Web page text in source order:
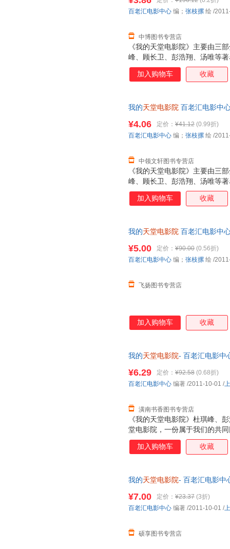
何讲述那些不能说的故事？……
考，它所表达的或许正是你所
《我的天堂电影院》主要由三
峰、顾长卫、彭浩翔、汤唯等
观影故事：从露天影院时代到
络时代……这些经历不仅属于
不再只是观赏电影的场所，它
何讲述那些不能说的故事？……
考，它所表达的或许正是你所
中博图书专营店
百老汇电影中心 编； 张枝摞 绘 /
加入购物车 收藏
我的天堂电影院 百老汇电影中
《我的天堂电影院》主要由三
峰、顾长卫、彭浩翔、汤唯等
观影故事：从露天影院时代到
络时代……这些经历不仅属于
不再只是观赏电影的场所，它
何讲述那些不能说的故事？……
考，它所表达的或许正是你所
¥4.06 定价： ¥41.12 (0.99折)
中领文轩图书专营店
百老汇电影中心 编； 张枝摞 绘 /
加入购物车 收藏
我的天堂电影院 百老汇电影中
¥5.00 定价： ¥90.00 (0.56折)
飞扬图书专营店
百老汇电影中心 编； 张枝摞 绘 /
加入购物车 收藏
我的天堂电影院- 百老汇电影中
《我的天堂电影院》杜琪峰、
堂电影院，一份属于我们的共
人带您游览世界各地极富特色
辛动情推荐，那些在电影院发
¥6.29 定价： ¥92.58 (0.68折)
潢南书香图书专营店
百老汇电影中心 编著 /2011-10-01 /
加入购物车 收藏
我的天堂电影院- 百老汇电影中
¥7.00 定价： ¥23.37 (3折)
硕享图书专营店
百老汇电影中心 编著 /2011-10-01 /